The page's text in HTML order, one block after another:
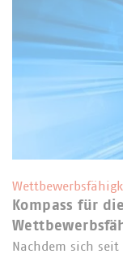
Kompass für
Nachdem sich